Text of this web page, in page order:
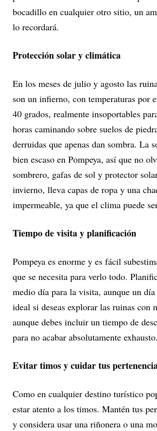
bocadillo en cualquier otro sitio, un
lo recordará.
Protección solar y climática
En los meses de julio y agosto las
son un infierno, con temperaturas por
40 grados, realmente insoportables
horas caminando sobre suelos de
derruidas que apenas dan sombra. La
bien escaso en Pompeya, así que no
sombrero, gafas de sol y protector
invierno, lleva capas de ropa y una
impermeable, ya que el clima puede
Tiempo de visita y planificación
Pompeya es enorme y es fácil
que se necesita para verlo todo.
medio día para la visita, aunque un
ideal si deseas explorar las ruinas con
aunque debes incluir un tiempo de
para no acabar absolutamente exhausto.
Evitar timos y cuidar tus
Como en cualquier destino turístico
estar atento a los timos. Mantén tus
y considera usar una riñonera o una